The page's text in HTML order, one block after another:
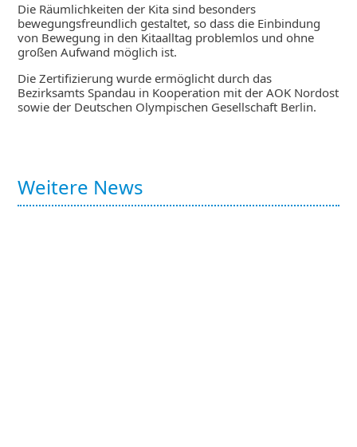
Die Räumlichkeiten der Kita sind besonders
bewegungsfreundlich gestaltet, so dass die Einbindung
von Bewegung in den Kitaalltag problemlos und ohne
großen Aufwand möglich ist.
Die Zertifizierung wurde ermöglicht durch das
Bezirksamts Spandau in Kooperation mit der AOK Nordost
sowie der Deutschen Olympischen Gesellschaft Berlin.
Weitere News